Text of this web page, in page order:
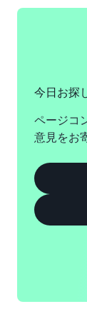
今日お探
ページコ
意見をお